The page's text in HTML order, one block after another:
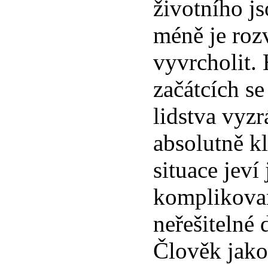
životního
méně je
vyvrcholit.
začátcích
lidstva
absolutně
situace jeví
neřešitelné
Člověk